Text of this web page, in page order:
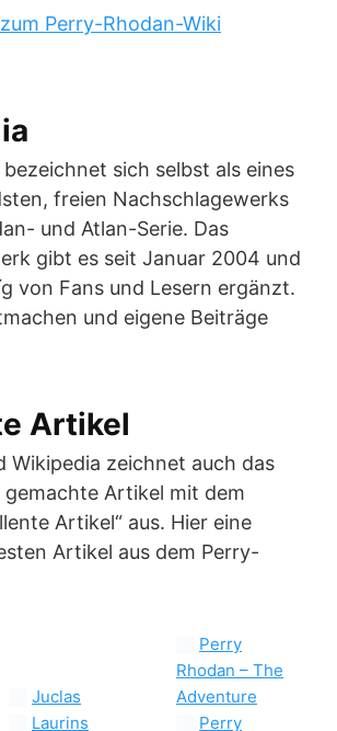
Perry-Rhodan-Wiki
sich selbst als eines
freien Nachschlagewerks
und Atlan-Serie. Das
gibt es seit Januar 2004 und
von Fans und Lesern ergänzt.
und eigene Beiträge
Artikel
Wikipedia zeichnet auch das
gemachte Artikel mit dem
Artikel“ aus. Hier eine
Artikel aus dem Perry-